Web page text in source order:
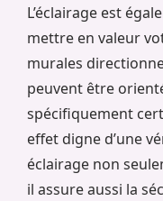
L’éclairage est
mettre en valeur
murales
peuvent être
spécifiquement
effet digne d’une
éclairage non
il assure aussi la